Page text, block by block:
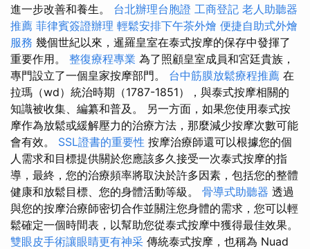
進一步改善和養生。 台北辦理台胞證 工商登記 老人助聽器
推薦 菲律賓簽證辦理 輕鬆安排下午茶外燴 便捷自助式外燴
服務 幾個世紀以來，暹羅皇室在泰式按摩的保存中發揮了
重要作用。 整復療程專業 為了照顧皇室成員和宮廷貴族，
專門設立了一個皇家按摩部門。 台中筋膜放鬆療程推薦 在
拉瑪（wd）統治時期（1787-1851），與泰式按摩相關的
知識被收集、編纂和普及。 另一方面，如果您使用泰式按
摩作為放鬆或緩解壓力的治療方法，那麼減少按摩次數可能
會有效。 SSL證書的重要性 按摩治療師還可以根據您的個
人需求和目標提供關於您應該多久接受一次泰式按摩的指
導，最終，您的治療頻率將取決於許多因素，包括您的整體
健康和放鬆目標、您的身體活動等級。 骨導式助聽器 透過
與您的按摩治療師密切合作並關注您身體的需求，您可以輕
鬆確定一個時間表，以幫助您從泰式按摩中獲得最佳效果。
雙眼皮手術讓眼睛更有神采 傳統泰式按摩，也稱為 Nuad